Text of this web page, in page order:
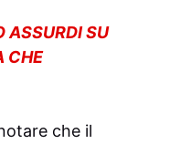
ASSURDI SU
CHE
che il